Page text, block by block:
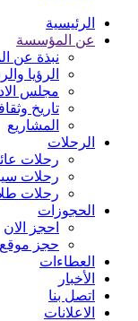
الرئيسية
عن المؤسسة
نبذة عن
الرؤيا
مجلس
تاريخ
المشاريع
الرحلات
رحلات
رحلات
رحلات
الحجوزات
احجز الان
حجز موقع
العطاءات
الأخبار
اتصل بنا
الاعلانات